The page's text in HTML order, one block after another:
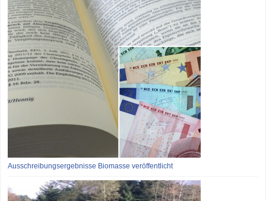
Ausschreibungsergebnisse Biomasse veröffentlicht